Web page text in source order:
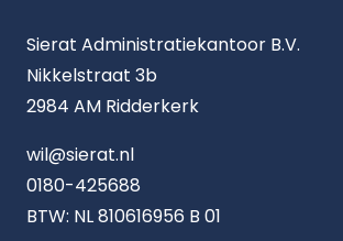
Sierat Administratiekantoor B.V.
Nikkelstraat 3b
2984 AM Ridderkerk
wil@sierat.nl
0180-425688
BTW: NL 810616956 B 01